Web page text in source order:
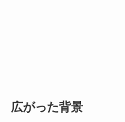
広がった背景